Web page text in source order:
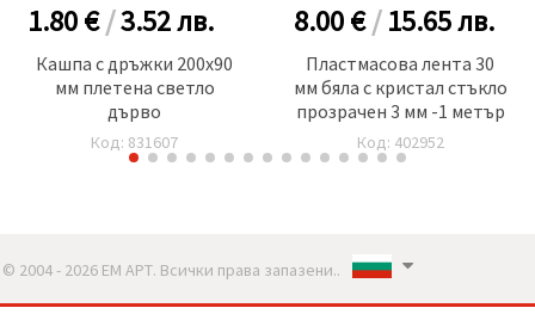
1.80 €/3.52лв.
Кашпа с дръжки 200x90
мм плетена светло
дърво
Код: 831607
8.00 €/15.65лв.
Пластмасова лента 30
мм бяла с кристал стъкло
прозрачен 3 мм -1 метър
Код: 402952
© 2004 - 2026 ЕМ АРТ. Всички права запазени..